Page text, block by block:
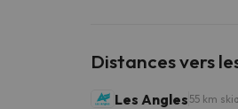
Distances vers
Les Angles 55 km